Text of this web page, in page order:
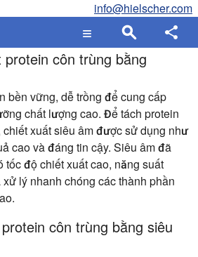
info@hielscher.com
côn trùng bằng
bền vững, dễ trồng để cung cấp
chất lượng cao. Để tách protein
xuất siêu âm được sử dụng như
cao và đáng tin cậy. Siêu âm đã
độ chiết xuất cao, năng suất
lý nhanh chóng các thành phần
côn trùng bằng siêu